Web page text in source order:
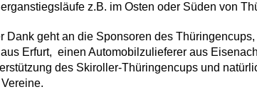
z.B. im Osten oder Süden von
Dank geht an die Sponsoren des
Erfurt, einen Automobilzulieferer aus
des Skiroller-Thüringencups und